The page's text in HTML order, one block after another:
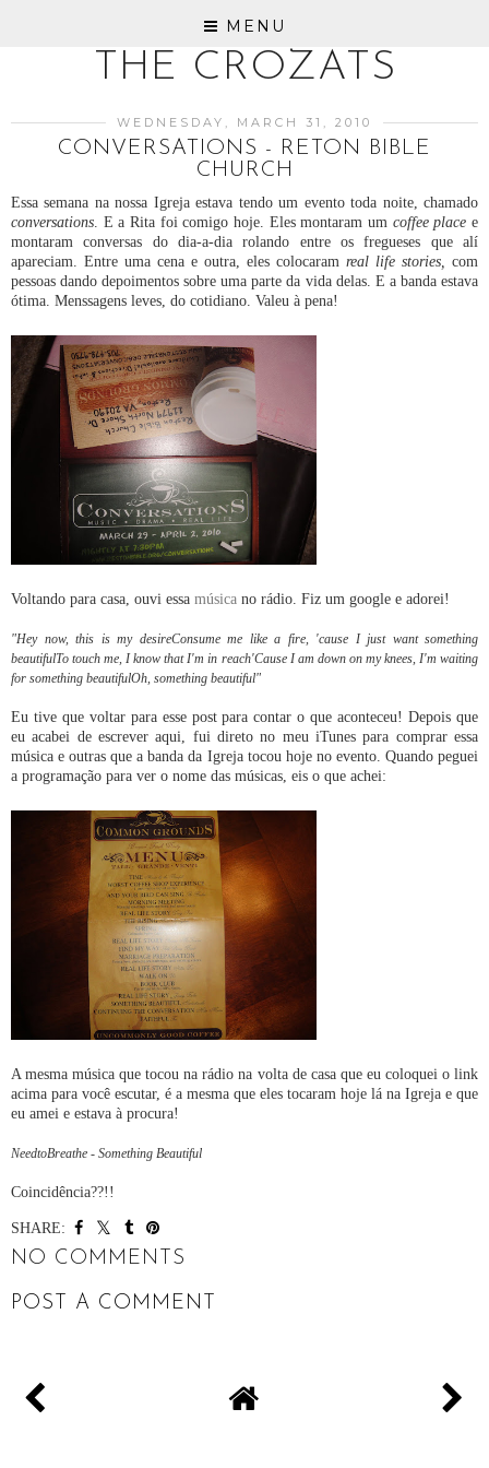
MENU
THE CROZATS
WEDNESDAY, MARCH 31, 2010
CONVERSATIONS - RETON BIBLE
CHURCH
Essa semana na nossa Igreja estava tendo um evento toda noite, chamado
conversations . E a Rita foi comigo hoje. Eles montaram um coffee place e
montaram conversas do dia-a-dia rolando entre os fregueses que alí
apareciam. Entre uma cena e outra, eles colocaram real life stories,
com
pessoas dando depoimentos sobre uma parte da vida delas. E a banda estava
ótima. Menssagens leves, do cotidiano. Valeu à pena!
Voltando para casa, ouvi essa música no rádio. Fiz um google e adorei!
"Hey now, this is my desireConsume me like a fire, 'cause I just want something
beautifulTo touch me, I know that I'm in reach'Cause I am down on my knees, I'm waiting
for something beautifulOh, something beautiful"
Eu tive que voltar para esse post para contar o que aconteceu! Depois que
eu acabei de escrever aqui, fui direto no meu iTunes para comprar essa
música e outras que a banda da Igreja tocou hoje no evento. Quando peguei
a programação para ver o nome das músicas, eis o que achei:
A mesma música que tocou na rádio na volta de casa que eu coloquei o link
acima para você escutar, é a mesma que eles tocaram hoje lá na Igreja e que
eu amei e estava à procura!
NeedtoBreathe - Something Beautiful
Coincidência??!!
SHARE:
NO COMMENTS
POST A COMMENT